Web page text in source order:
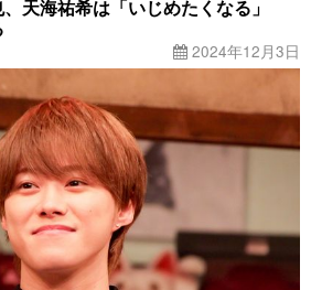
天海祐希は「いじめたくなる」
2024年12月3日